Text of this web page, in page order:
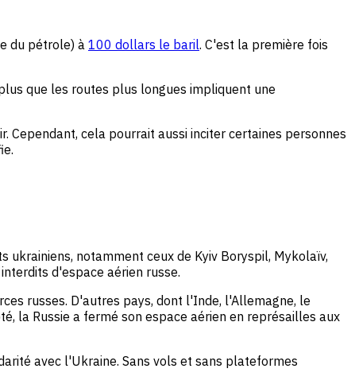
du pétrole) à 100 dollars le baril. C'est la première fois
que les routes plus longues impliquent une
Cependant, cela pourrait aussi inciter certaines personnes
notamment ceux de Kyiv Boryspil, Mykolaïv,
d'espace aérien russe.
russes. D'autres pays, dont l'Inde, l'Allemagne, le
la Russie a fermé son espace aérien en représailles aux
avec l'Ukraine. Sans vols et sans plateformes